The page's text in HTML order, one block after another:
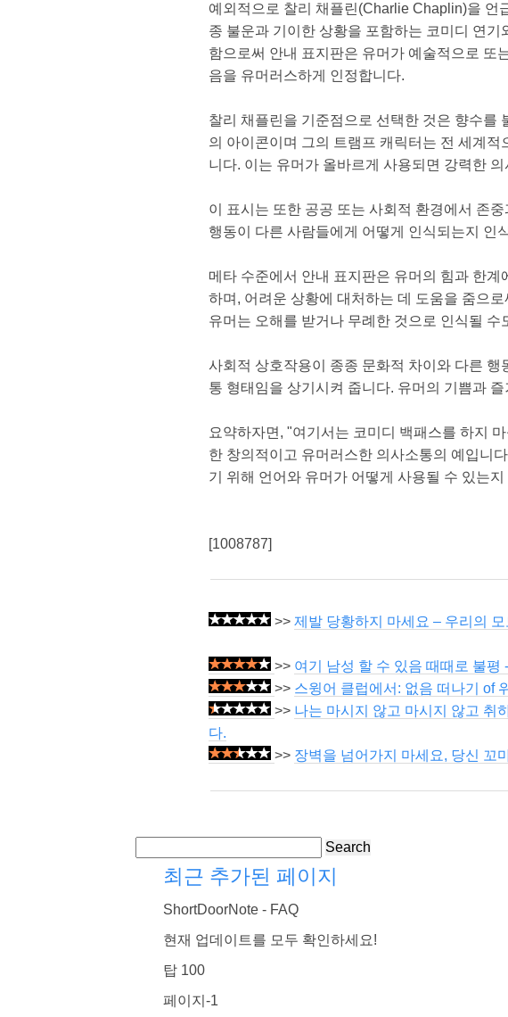
예외적으로 찰리 채플린(Charlie Chaplin)을 언
종 불운과 기이한 상황을 포함하는 코미디 연
함으로써 안내 표지판은 유머가 예술적으로 또
음을 유머러스하게 인정합니다.
찰리 채플린을 기준점으로 선택한 것은 향수를
의 아이콘이며 그의 트램프 캐릭터는 전 세계
니다. 이는 유머가 올바르게 사용되면 강력한
이 표시는 또한 공공 또는 사회적 환경에서 존
행동이 다른 사람들에게 어떻게 인식되는지 인
메타 수준에서 안내 표지판은 유머의 힘과 한
하며, 어려운 상황에 대처하는 데 도움을 줌으
유머는 오해를 받거나 무례한 것으로 인식될 수
사회적 상호작용이 종종 문화적 차이와 다른
통 형태임을 상기시켜 줍니다. 유머의 기쁨과
요약하자면, "여기서는 코미디 백패스를 하지
한 창의적이고 유머러스한 의사소통의 예입니
기 위해 언어와 유머가 어떻게 사용될 수 있는지
[1008787]
>> 제발 당황하지 마세요 – 우리의
>> 여기 남성 할 수 있음 때때로 불평
>> 스윙어 클럽에서: 없음 떠나기 of
>> 나는 마시지 않고 마시지 않고 취
다.
>> 장벽을 넘어가지 마세요, 당신 꼬
Search
최근 추가된 페이지
ShortDoorNote - FAQ
현재 업데이트를 모두 확인하세요!
탑 100
페이지-1